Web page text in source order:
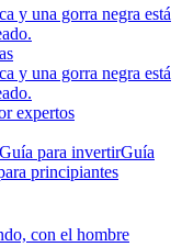
expertos
Guía para invertirGuía
principiantes